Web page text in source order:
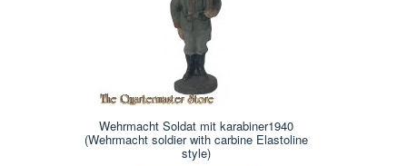
Wehrmacht Soldat mit karabiner1940
(Wehrmacht soldier with carbine Elastoline
style)